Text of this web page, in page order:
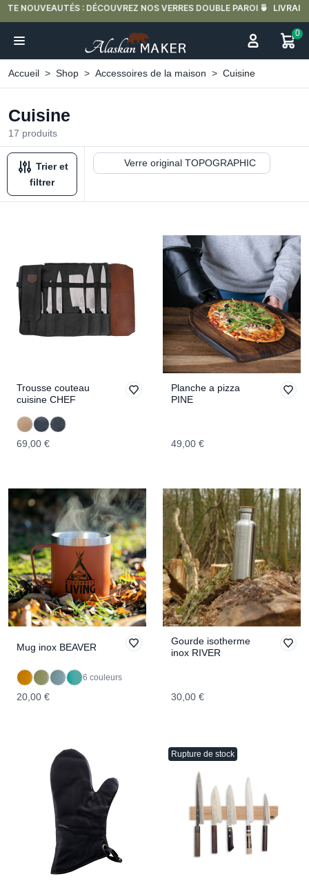
LIVRAISON OFFERTE EN FRANCE MÉTROPOLITAINE DÈS 59€ D'ACHAT.
0
Accueil Shop Accessoires de la maison Cuisine
Cuisine
17 produits
filtrer
Verre original TOPOGRAPHIC
Trousse couteau
cuisine CHEF
69,00 €
Planche a pizza
PINE
49,00 €
Mug inox BEAVER
6 couleurs
20,00 €
Gourde isotherme
inox RIVER
30,00 €
Rupture de stock